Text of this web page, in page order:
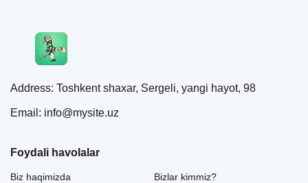
Address: Toshkent shaxar, Sergeli, yangi hayot, 98
Email: info@mysite.uz
Foydali havolalar
Biz haqimizda
Bizlar kimmiz?